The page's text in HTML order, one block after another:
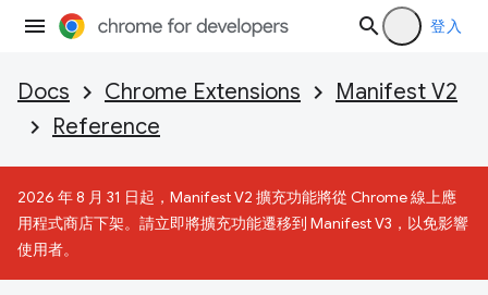
登入
Docs Chrome Extensions
Manifest V2
Reference
2026 年 8 月 31 日起，Manifest V2 擴充功能將從 Chrome 線上應
用程式商店下架。請立即將擴充功能遷移到 Manifest V3，以免影響
使用者。